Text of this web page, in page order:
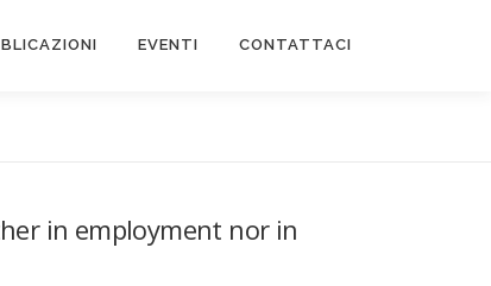
EVENTI CONTATTACI
in employment nor in